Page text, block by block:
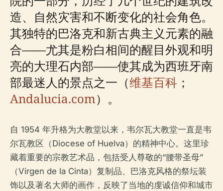
造、自然灾害和不断变化的社会角色。
其独特的巴洛克和新古典主义元素的融
合——尤其是粉白相间的醒目外观和明
亮的大理石内部——使其成为西班牙南
部最迷人的景点之一（维基百科 ；
Andalucia.com）。
自 1954 年升格为大教堂以来，韦尔瓦大教堂一直是韦
尔瓦教区（Diocese of Huelva）的精神中心。这里珍
藏着重要的宗教艺术品，包括受人尊敬的“腰带圣母”
（Virgen de la Cinta）复制品、巴洛克风格的祭坛装
饰以及著名大师的画作，反映了当地的虔诚信仰和城市